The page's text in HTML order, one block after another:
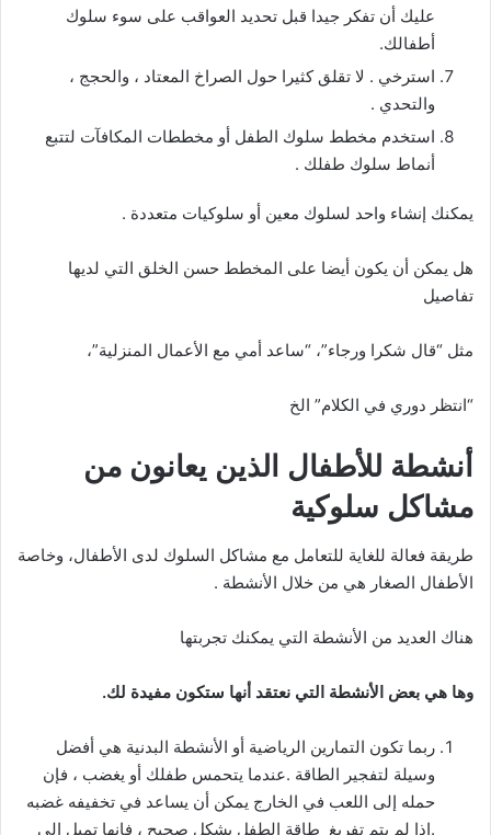
عليك أن تفكر جيدا قبل تحديد العواقب على سوء سلوك
أطفالك.
استرخي . لا تقلق كثيرا حول الصراخ المعتاد ، والحجج ،
والتحدي .
استخدم مخطط سلوك الطفل أو مخططات المكافآت لتتبع
أنماط سلوك طفلك .
يمكنك إنشاء واحد لسلوك معين أو سلوكيات متعددة .
هل يمكن أن يكون أيضا على المخطط حسن الخلق التي لديها
تفاصيل
مثل “قال شكرا ورجاء”، “ساعد أمي مع الأعمال المنزلية”،
“انتظر دوري في الكلام” الخ
أنشطة للأطفال الذين يعانون من
مشاكل سلوكية
طريقة فعالة للغاية للتعامل مع مشاكل السلوك لدى الأطفال، وخاصة
الأطفال الصغار هي من خلال الأنشطة .
هناك العديد من الأنشطة التي يمكنك تجربتها
وها هي بعض الأنشطة التي نعتقد أنها ستكون مفيدة لك.
ربما تكون التمارين الرياضية أو الأنشطة البدنية هي أفضل
وسيلة لتفجير الطاقة .عندما يتحمس طفلك أو يغضب ، فإن
حمله إلى اللعب في الخارج يمكن أن يساعد في تخفيفه غضبه
.إذا لم يتم تفريغ طاقة الطفل بشكل صحيح ، فإنها تميل إلى